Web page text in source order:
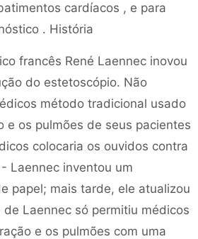
cardíacos , e para
. História
francês René Laennec inovou
do estetoscópio. Não
método tradicional usado
e os pulmões de seus pacientes
colocaria os ouvidos contra
Laennec inventou um
papel; mais tarde, ele atualizou
de Laennec só permitiu médicos
e os pulmões com uma